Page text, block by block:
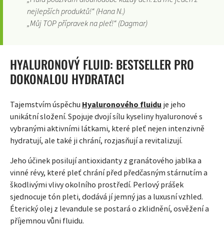
nejlepších produktů!“ (Hana N.)
„Můj TOP přípravek na pleť!“ (Dagmar)
HYALURONOVÝ FLUID: BESTSELLER PRO
DOKONALOU HYDRATACI
Tajemstvím úspěchu Hyaluronového fluidu je jeho
unikátní složení. Spojuje dvojí sílu kyseliny hyaluronové s
vybranými aktivními látkami, které pleť nejen intenzivně
hydratují, ale také ji chrání, rozjasňují a revitalizují.
Jeho účinek posilují antioxidanty z granátového jablka a
vinné révy, které pleť chrání před předčasným stárnutím a
škodlivými vlivy okolního prostředí. Perlový prášek
sjednocuje tón pleti, dodává jí jemný jas a luxusní vzhled.
Éterický olej z levandule se postará o zklidnění, osvěžení a
příjemnou vůni fluidu.